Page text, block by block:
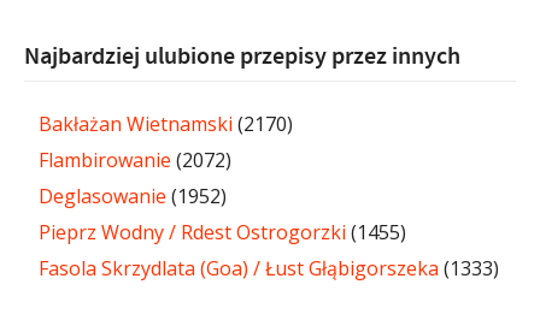
Najbardziej ulubione przepisy przez innych
Bakłażan Wietnamski (2170)
Flambirowanie (2072)
Deglasowanie (1952)
Pieprz Wodny / Rdest Ostrogorzki (1455)
Fasola Skrzydlata (Goa) / Łust Głąbigorszeka (1333)